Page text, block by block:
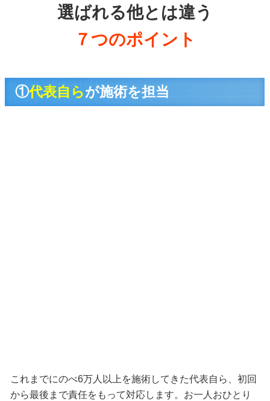
選ばれる他とは違う
７つのポイント
①代表自らが施術を担当
これまでにのべ6万人以上を施術してきた代表自ら、初回
から最後まで責任をもって対応します。お一人おひとり